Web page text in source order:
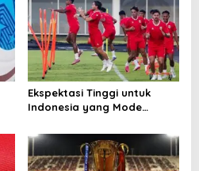
Ekspektasi Tinggi untuk
Indonesia yang Mode